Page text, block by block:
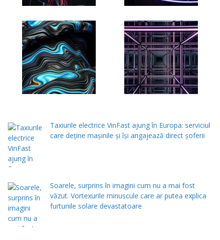
Taxiurile electrice VinFast ajung în Europa: serviciul
care deține mașinile și își angajează direct șoferii
Soarele, surprins în imagini cum nu a mai fost
văzut. Vortexurile minuscule care ar putea explica
furtunile solare devastatoare